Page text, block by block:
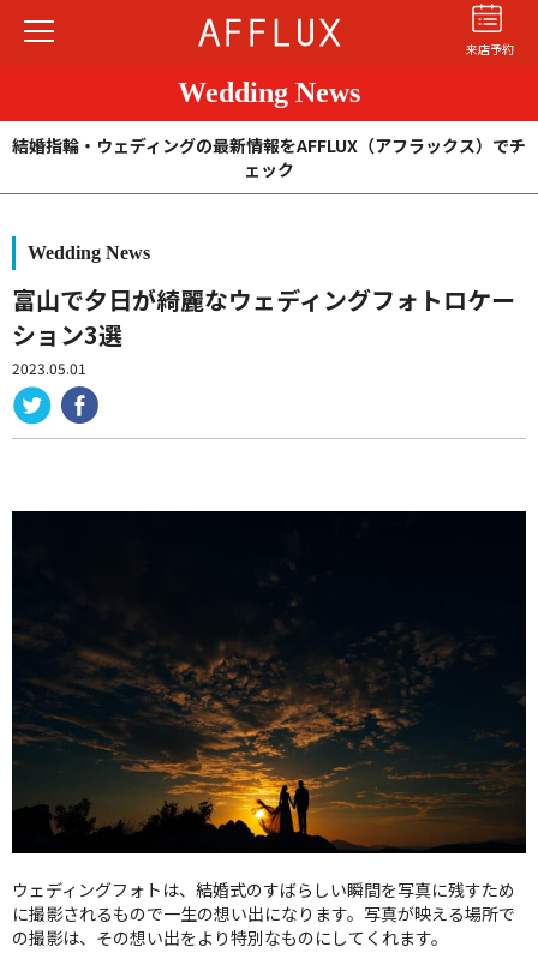
来店予約
セットリング
商品カテゴリ
ショップ
AFFLUXについて
サービス
お役立ち記事
フェア・ニュース
ブログ・お客様の声
カタログ請求
06-7777-7370
よくあるご質問|会社概要| 採用情報
Wedding News
結婚指輪・ウェディングの最新情報をAFFLUX（アフラックス）でチ
ェック
Wedding News
富山で夕日が綺麗なウェディングフォトロケー
ション3選
2023.05.01
ウェディングフォトは、結婚式のすばらしい瞬間を写真に残すため
に撮影されるもので一生の想い出になります。写真が映える場所で
の撮影は、その想い出をより特別なものにしてくれます。